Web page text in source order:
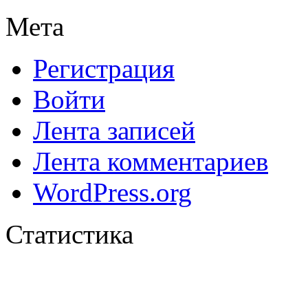
Мета
Регистрация
Войти
Лента записей
Лента комментариев
WordPress.org
Статистика